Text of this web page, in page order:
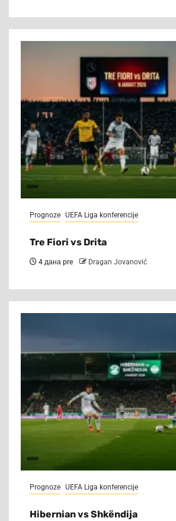
Prognoze UEFA Liga konferencije
Tre Fiori vs Drita
4 дана pre Dragan Jovanović
Prognoze UEFA Liga konferencije
Hibernian vs Shkëndija